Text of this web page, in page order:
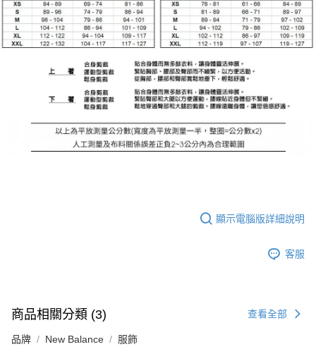
顯示電腦版詳細說明
客服
商品相關分類 (3) 查看全部
品牌 New Balance 服飾